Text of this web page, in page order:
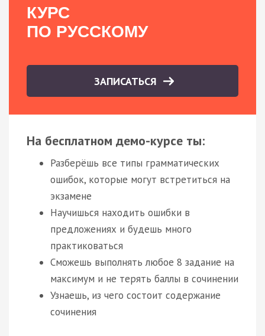
КУРС
ПО РУССКОМУ
ЗАПИСАТЬСЯ
На бесплатном демо-курсе ты:
Разберёшь все типы грамматических
ошибок, которые могут встретиться на
экзамене
Научишься находить ошибки в
предложениях и будешь много
практиковаться
Сможешь выполнять любое 8 задание на
максимум и не терять баллы в сочинении
Узнаешь, из чего состоит содержание
сочинения